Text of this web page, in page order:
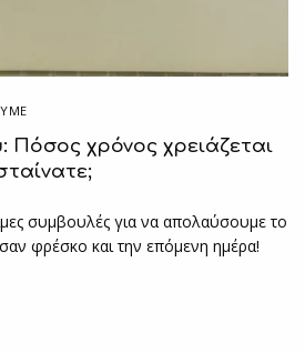
χρόνος χρειάζεται
συμβουλές για να απολαύσουμε το
φρέσκο και την επόμενη ημέρα!